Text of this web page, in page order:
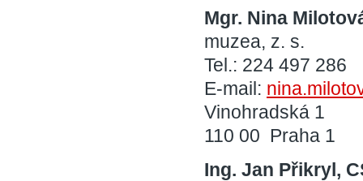
Mgr. Nina
muzea, z. s.
Tel.: 224 497 286
E-mail:
Vinohradská 1
110 00 Praha 1
Ing. Jan Přikryl,